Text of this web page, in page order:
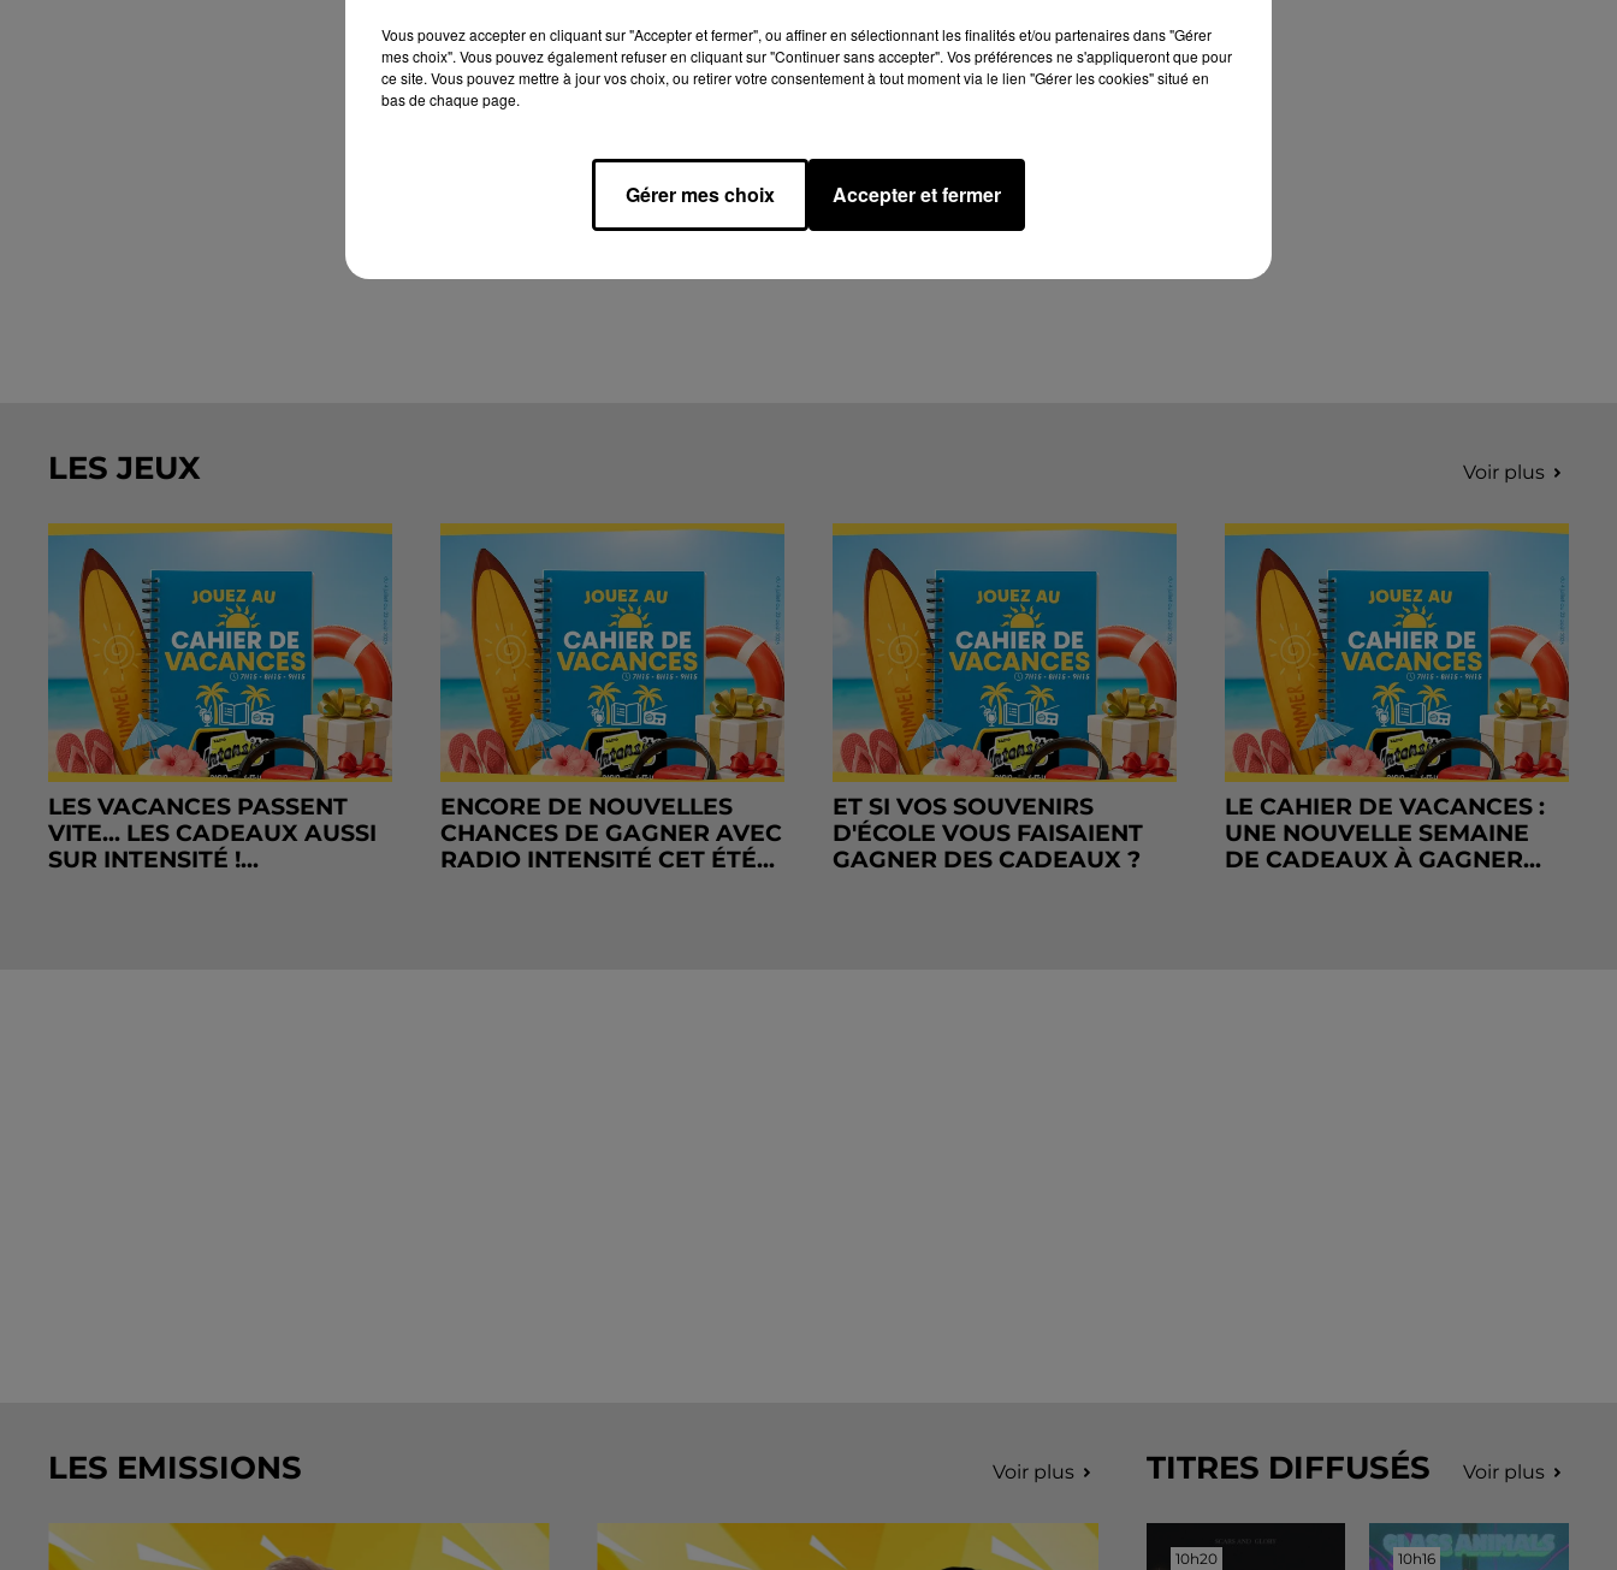
LES JEUX Voir plus
LES VACANCES PASSENT
VITE... LES CADEAUX AUSSI
SUR INTENSITÉ !...
ENCORE DE NOUVELLES
CHANCES DE GAGNER AVEC
RADIO INTENSITÉ CET ÉTÉ...
ET SI VOS SOUVENIRS
D'ÉCOLE VOUS FAISAIENT
GAGNER DES CADEAUX ?
LE CAHIER DE VACANCES :
UNE NOUVELLE SEMAINE
DE CADEAUX À GAGNER...
LES EMISSIONS Voir plus TITRES DIFFUSÉS Voir plus
10h20
10h20 10h16
10h16
Vous pouvez accepter en cliquant sur "Accepter et fermer", ou affiner en sélectionnant les finalités et/ou partenaires dans "Gérer
mes choix". Vous pouvez également refuser en cliquant sur "Continuer sans accepter". Vos préférences ne s'appliqueront que pour
ce site. Vous pouvez mettre à jour vos choix, ou retirer votre consentement à tout moment via le lien "Gérer les cookies" situé en
bas de chaque page.
Gérer mes choix Accepter et fermer